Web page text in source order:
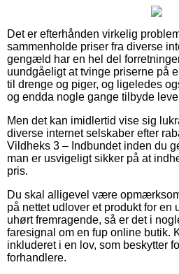
Det er efterhånden virkelig
sammenholde priser fra diverse
gengæld har en hel del
uundgåeligt at tvinge priserne på
til drenge og piger, og ligeledes
og endda nogle gange tilbyde
Men det kan imidlertid vise sig
diverse internet selskaber efter
Vildheks 3 – Indbundet inden du
man er usvigeligt sikker på at
pris.
Du skal alligevel være
på nettet udlover et produkt for en
uhørt fremragende, så er det i
faresignal om en fup online butik.
inkluderet i en lov, som beskytter
forhandlere.